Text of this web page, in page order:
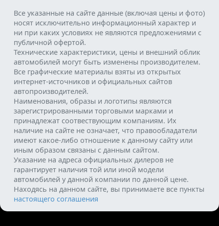
Все указанные на сайте данные (включая цены и фото)
носят исключительно информационный характер и
ни при каких условиях не являются предложениями с
публичной офертой.
Технические характеристики, цены и внешний облик
автомобилей могут быть изменены производителем.
Все графические материалы взяты из открытых
интернет-источников и официальных сайтов
автопроизводителей.
Наименования, образы и логотипы являются
зарегистрированными торговыми марками и
принадлежат соотвествующим компаниям. Их
наличие на сайте не означает, что правообладатели
имеют какое-либо отношение к данному сайту или
иным образом связаны с данным сайтом.
Указание на адреса официальных дилеров не
гарантирует наличия той или иной модели
автомобилей у данной компании по данной цене.
Находясь на данном сайте, вы принимаете все пункты
настоящего соглашения